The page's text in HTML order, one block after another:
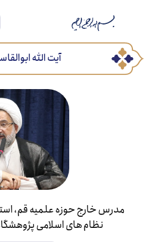
آیت الله ابوالقاسم
خارج حوزه علمیه قم، استاد
نظام های اسلامی پژوهشگاه